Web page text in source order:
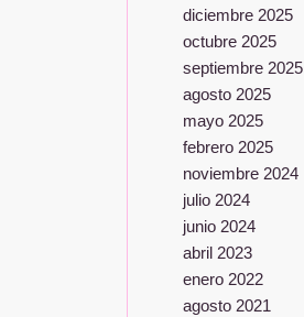
diciembre 2025
octubre 2025
septiembre 2025
agosto 2025
mayo 2025
febrero 2025
noviembre 2024
julio 2024
junio 2024
abril 2023
enero 2022
agosto 2021